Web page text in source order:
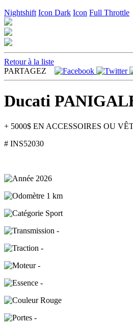
Nightshift Icon Dark Icon Full Throttle
Retour à la liste
PARTAGEZ
Ducati
+ 5000$ EN ACCESSOIRES OU
# INS52030
2026
1 km
Sport
-
-
-
-
Rouge
-